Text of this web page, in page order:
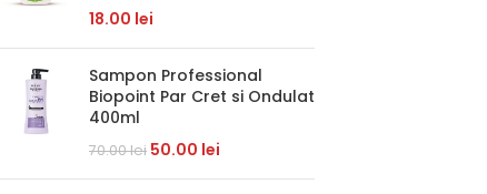
18.00 lei
Sampon Professional
Biopoint Par Cret si Ondulat
400ml
70.00lei 50.00 lei